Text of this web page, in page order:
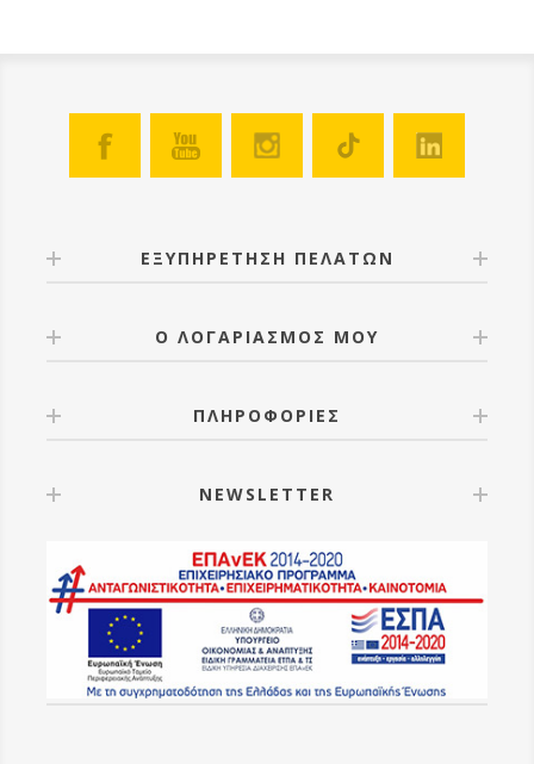
ΕΞΥΠΗΡΕΤΗΣΗ ΠΕΛΑΤΩΝ
Ο ΛΟΓΑΡΙΑΣΜΟΣ ΜΟΥ
ΠΛΗΡΟΦΟΡΙΕΣ
NEWSLETTER